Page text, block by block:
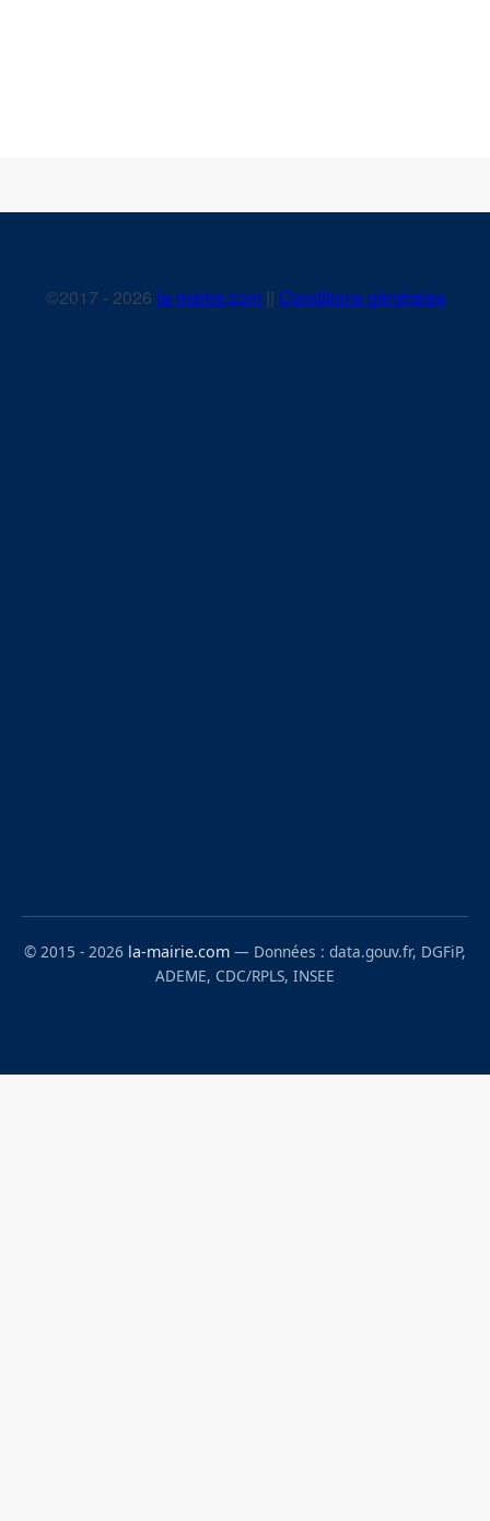
©2017 - 2026 la-mairie.com || Conditions générales
© 2015 - 2026 la-mairie.com — Données : data.gouv.fr, DGFiP,
ADEME, CDC/RPLS, INSEE